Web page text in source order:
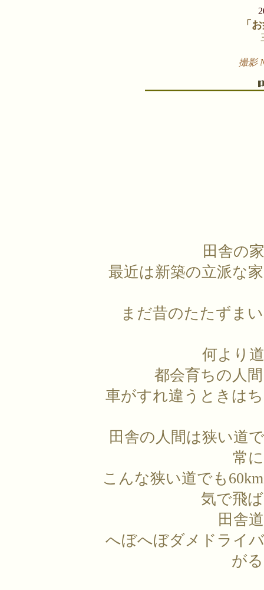
「
撮影
田舎の
最近は新築の立派な
まだ昔のたたずま
何より
都会育ちの人
車がすれ違うときは
田舎の人間は狭い道
常
こんな狭い道でも
気で飛
田舎
へぼへぼダメドライ
が